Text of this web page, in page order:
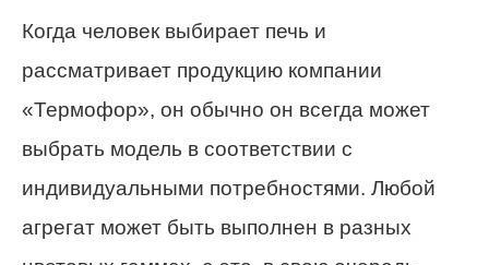
Когда человек выбирает печь и
рассматривает продукцию компании
«Термофор», он обычно он всегда может
выбрать модель в соответствии с
индивидуальными потребностями. Любой
агрегат может быть выполнен в разных